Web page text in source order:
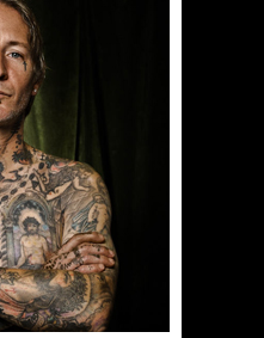
je ne me ferai pas
Tea
novembre 2011